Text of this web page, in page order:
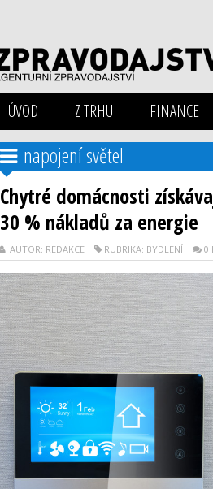
ÚVOD Z TRHU FINANCE
napojení světel
Chytré domácnosti
30 % nákladů za energie
AUTOR: REDAKCE RUBRIKA: BYDLENÍ 0